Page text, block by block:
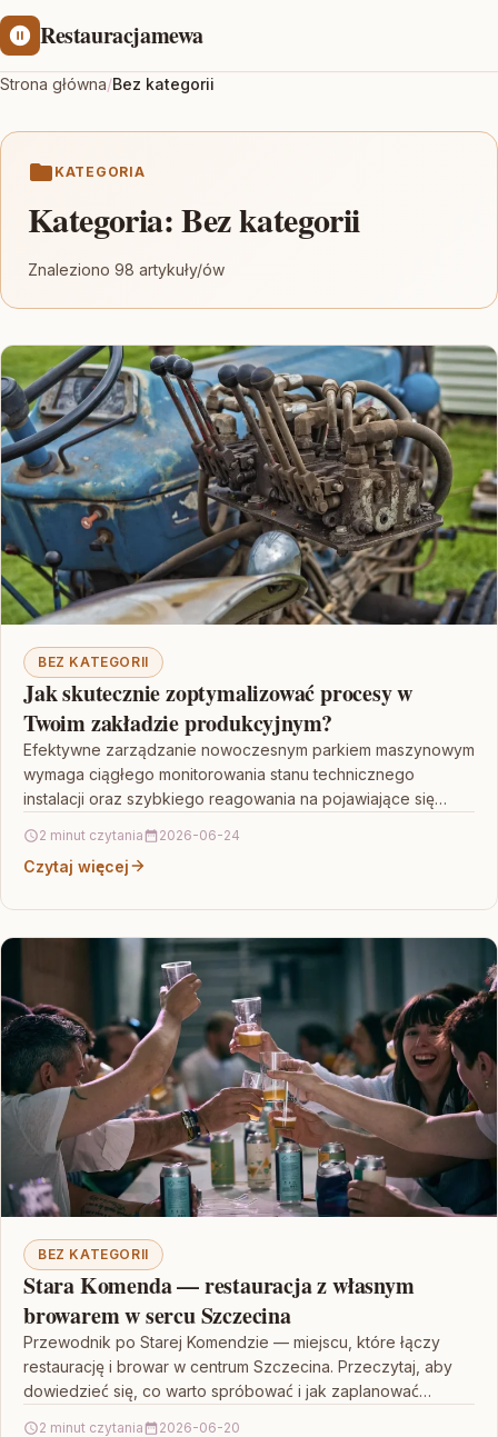
Restauracjamewa
Strona główna/Bez kategorii
KATEGORIA
Kategoria:Bez kategorii
Znaleziono 98 artykuły/ów
BEZ KATEGORII
Jak skutecznie zoptymalizować procesy w
Twoim zakładzie produkcyjnym?
Efektywne zarządzanie nowoczesnym parkiem maszynowym
wymaga ciągłego monitorowania stanu technicznego
instalacji oraz szybkiego reagowania na pojawiające się
gdzie…
2 minut czytania 2026-06-24
Czytaj więcej
BEZ KATEGORII
Stara Komenda — restauracja z własnym
browarem w sercu Szczecina
Przewodnik po Starej Komendzie — miejscu, które łączy
restaurację i browar w centrum Szczecina. Przeczytaj, aby
dowiedzieć się, co warto spróbować i jak zaplanować…
2 minut czytania 2026-06-20